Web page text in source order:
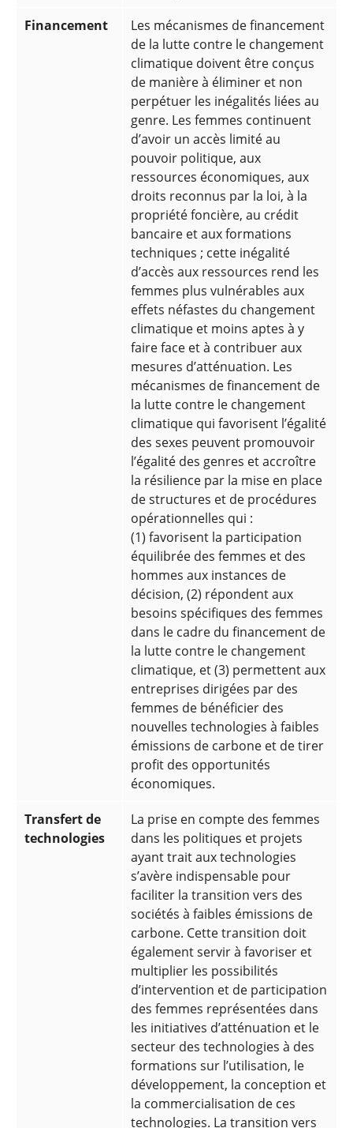
Financement
Les mécanismes de financement
de la lutte contre le changement
climatique doivent être conçus
de manière à éliminer et non
perpétuer les inégalités liées au
genre. Les femmes continuent
d’avoir un accès limité au
pouvoir politique, aux
ressources économiques, aux
droits reconnus par la loi, à la
propriété foncière, au crédit
bancaire et aux formations
techniques ; cette inégalité
d’accès aux ressources rend les
femmes plus vulnérables aux
effets néfastes du changement
climatique et moins aptes à y
faire face et à contribuer aux
mesures d’atténuation. Les
mécanismes de financement de
la lutte contre le changement
climatique qui favorisent l’égalité
des sexes peuvent promouvoir
l’égalité des genres et accroître
la résilience par la mise en place
de structures et de procédures
opérationnelles qui :
(1) favorisent la participation
équilibrée des femmes et des
hommes aux instances de
décision, (2) répondent aux
besoins spécifiques des femmes
dans le cadre du financement de
la lutte contre le changement
climatique, et (3) permettent aux
entreprises dirigées par des
femmes de bénéficier des
nouvelles technologies à faibles
émissions de carbone et de tirer
profit des opportunités
économiques.
Transfert de
technologies
La prise en compte des femmes
dans les politiques et projets
ayant trait aux technologies
s’avère indispensable pour
faciliter la transition vers des
sociétés à faibles émissions de
carbone. Cette transition doit
également servir à favoriser et
multiplier les possibilités
d’intervention et de participation
des femmes représentées dans
les initiatives d’atténuation et le
secteur des technologies à des
formations sur l’utilisation, le
développement, la conception et
la commercialisation de ces
technologies. La transition vers